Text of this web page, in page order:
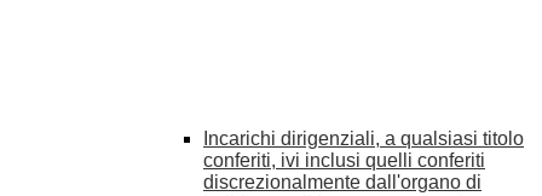
Incarichi dirigenziali, a qualsiasi titolo
conferiti, ivi inclusi quelli conferiti
discrezionalmente dall'organo di